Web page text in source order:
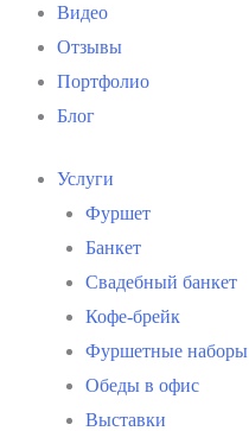
Видео
Отзывы
Портфолио
Блог
Услуги
Фуршет
Банкет
Свадебный банкет
Кофе-брейк
Фуршетные наборы
Обеды в офис
Выставки